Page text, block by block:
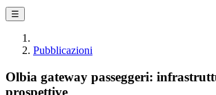
☰
Pubblicazioni
Olbia gateway passeggeri:
prospettive